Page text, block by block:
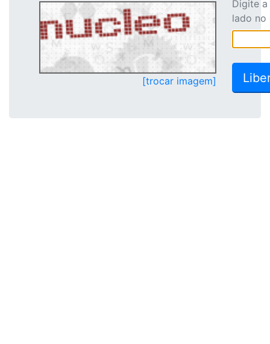
[trocar imagem]
Digite
lado no